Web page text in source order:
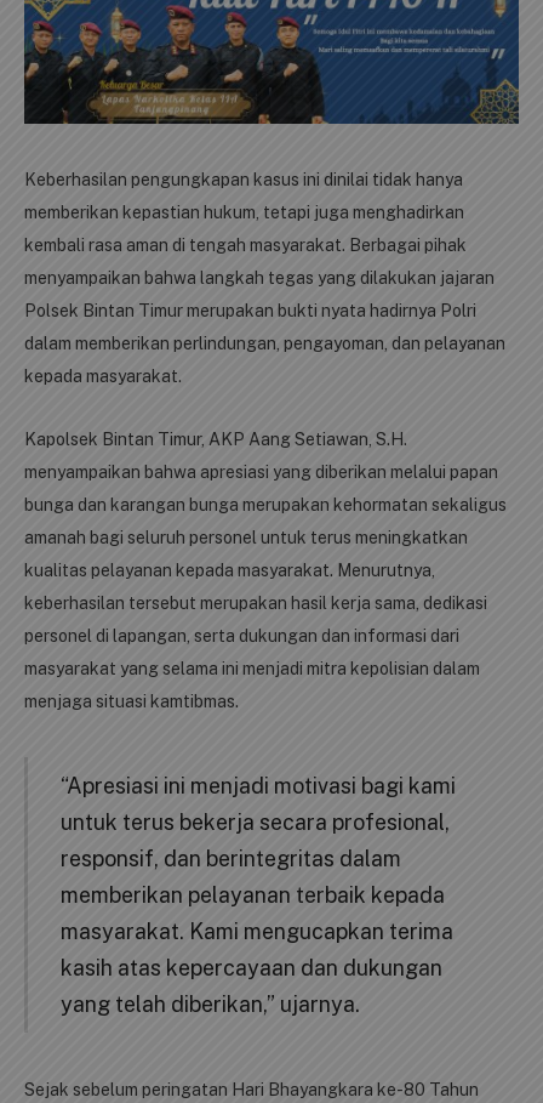
Keberhasilan pengungkapan kasus ini dinilai tidak hanya
memberikan kepastian hukum, tetapi juga menghadirkan
kembali rasa aman di tengah masyarakat. Berbagai pihak
menyampaikan bahwa langkah tegas yang dilakukan jajaran
Polsek Bintan Timur merupakan bukti nyata hadirnya Polri
dalam memberikan perlindungan, pengayoman, dan pelayanan
kepada masyarakat.
Kapolsek Bintan Timur, AKP Aang Setiawan, S.H.
menyampaikan bahwa apresiasi yang diberikan melalui papan
bunga dan karangan bunga merupakan kehormatan sekaligus
amanah bagi seluruh personel untuk terus meningkatkan
kualitas pelayanan kepada masyarakat. Menurutnya,
keberhasilan tersebut merupakan hasil kerja sama, dedikasi
personel di lapangan, serta dukungan dan informasi dari
masyarakat yang selama ini menjadi mitra kepolisian dalam
menjaga situasi kamtibmas.
“Apresiasi ini menjadi motivasi bagi kami
untuk terus bekerja secara profesional,
responsif, dan berintegritas dalam
memberikan pelayanan terbaik kepada
masyarakat. Kami mengucapkan terima
kasih atas kepercayaan dan dukungan
yang telah diberikan,” ujarnya.
Sejak sebelum peringatan Hari Bhayangkara ke-80 Tahun